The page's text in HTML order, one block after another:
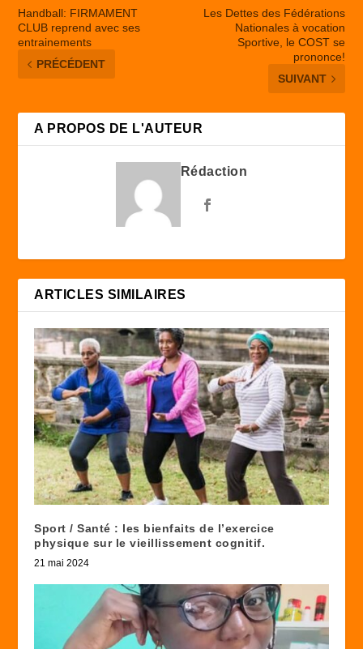
Handball: FIRMAMENT
CLUB reprend avec ses
entrainements
PRÉCÉDENT
Les Dettes des Fédérations
Nationales à vocation
Sportive, le COST se
prononce!
SUIVANT
A PROPOS DE L'AUTEUR
Rédaction
ARTICLES SIMILAIRES
Sport / Santé : les bienfaits de l’exercice
physique sur le vieillissement cognitif.
21 mai 2024